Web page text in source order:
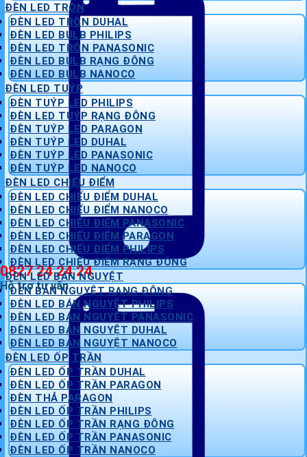
0827 24 24 24
Hỗ trợ tư vấn
ĐÈN LED TRÒN
ĐÈN LED TRÒN DUHAL
ĐÈN LED BULB PHILIPS
ĐÈN LED TRÒN PANASONIC
ĐÈN LED BULB RẠNG ĐÔNG
ĐÈN LED BULB NANOCO
ĐÈN LED TUÝP
ĐÈN TUÝP LED PHILIPS
ĐÈN LED TUÝP RẠNG ĐÔNG
ĐÈN TUÝP LED PARAGON
ĐÈN TUÝP LED DUHAL
ĐÈN TUÝP LED PANASONIC
ĐÈN TUÝP LED NANOCO
ĐÈN LED CHIẾU ĐIỂM
ĐÈN LED CHIẾU ĐIỂM DUHAL
ĐÈN LED CHIẾU ĐIỂM NANOCO
ĐÈN LED CHIẾU ĐIỂM PANASONIC
ĐÈN LED CHIẾU ĐIỂM PARAGON
ĐÈN LED CHIẾU ĐIỂM PHILIPS
ĐÈN LED CHIẾU ĐIỂM RẠNG ĐÔNG
ĐÈN LED BÁN NGUYỆT
ĐÈN BÁN NGUYỆT RẠNG ĐÔNG
ĐÈN LED BÁN NGUYỆT PHILIPS
ĐÈN LED BÁN NGUYỆT PANASONIC
ĐÈN LED BÁN NGUYỆT DUHAL
ĐÈN LED BÁN NGUYỆT NANOCO
ĐÈN LED ỐP TRẦN
ĐÈN LED ỐP TRẦN DUHAL
ĐÈN LED ỐP TRẦN PARAGON
ĐÈN THẢ PARAGON
ĐÈN LED ỐP TRẦN PHILIPS
ĐÈN LED ỐP TRẦN RẠNG ĐÔNG
ĐÈN LED ỐP TRẦN PANASONIC
ĐÈN LED ỐP TRẦN NANOCO